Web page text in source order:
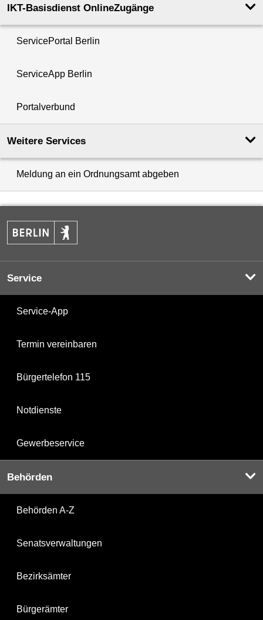
IKT-Basisdienst OnlineZugänge
ServicePortal Berlin
ServiceApp Berlin
Portalverbund
Weitere Services
Meldung an ein Ordnungsamt abgeben
Service
Service-App
Termin vereinbaren
Bürgertelefon 115
Notdienste
Gewerbeservice
Behörden
Behörden A-Z
Senatsverwaltungen
Bezirksämter
Bürgerämter